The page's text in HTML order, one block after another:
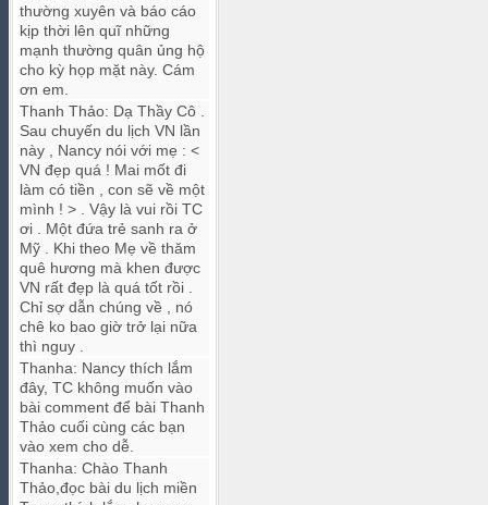
thường xuyên và báo cáo
kịp thời lên quĩ những
mạnh thường quân ủng hộ
cho kỳ họp mặt này. Cám
ơn em.
Thanh Thảo: Dạ Thầy Cô .
Sau chuyến du lịch VN lần
này , Nancy nói với mẹ : <
VN đẹp quá ! Mai mốt đi
làm có tiền , con sẽ về một
mình ! > . Vậy là vui rồi TC
ơi . Một đứa trẻ sanh ra ở
Mỹ . Khi theo Mẹ về thăm
quê hương mà khen được
VN rất đẹp là quá tốt rồi .
Chỉ sợ dẫn chúng về , nó
chê ko bao giờ trở lại nữa
thì nguy .
Thanha: Nancy thích lắm
đây, TC không muốn vào
bài comment để bài Thanh
Thảo cuối cùng các bạn
vào xem cho dễ.
Thanha: Chào Thanh
Thảo,đọc bài du lịch miền